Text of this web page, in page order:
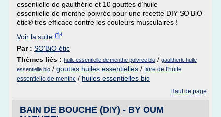
essentielle de gaulthérie et 10 gouttes d’huile
essentielle de menthe poivrée pour une recette DIY SO’BiO
étic® très efficace contre les douleurs musculaires !
Voir la suite
Par : SO'BiO étic
Thèmes liés : huile essentielle de menthe poivree bio / gaultherie huile
essentielle bio / gouttes huiles essentielles / faire de l'huile
essentielle de menthe / huiles essentielles bio
Haut de page
BAIN DE BOUCHE (DIY) - BY OUM